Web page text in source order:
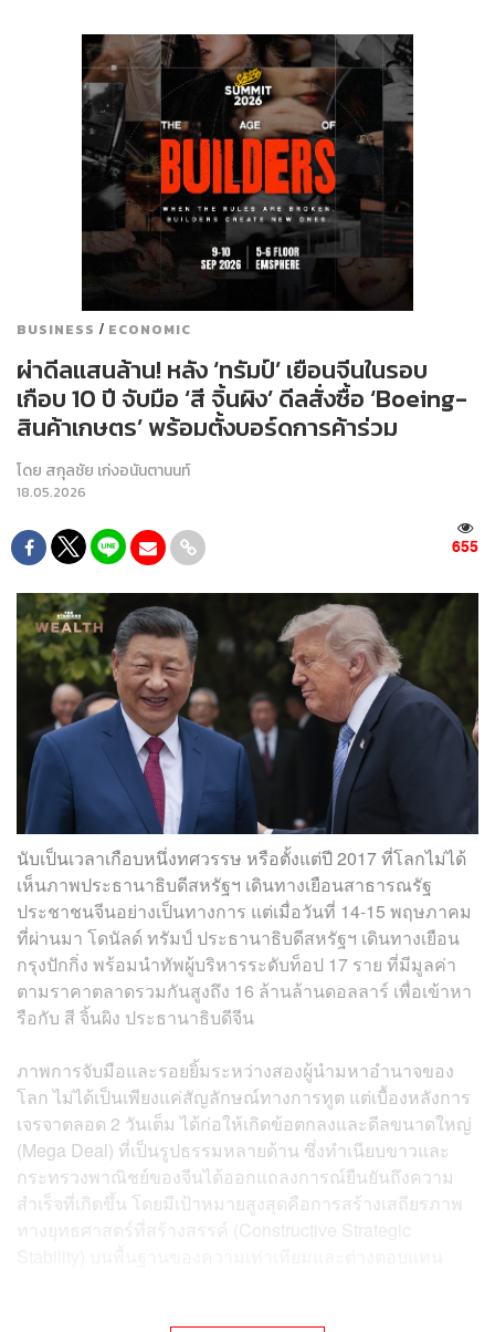
BUSINESS / ECONOMIC
ผ่าดีลแสนล้าน! หลัง ‘ทรัมป์’ เยือนจีนในรอบ
เกือบ 10 ปี จับมือ ‘สี จิ้นผิง’ ดีลสั่งซื้อ ‘Boeing-
สินค้าเกษตร’ พร้อมตั้งบอร์ดการค้าร่วม
โดย สกุลชัย เก่งอนันตานนท์
18.05.2026
655
นับเป็นเวลาเกือบหนึ่งทศวรรษ หรือตั้งแต่ปี 2017 ที่โลกไม่ได้
เห็นภาพประธานาธิบดีสหรัฐฯ เดินทางเยือนสาธารณรัฐ
ประชาชนจีนอย่างเป็นทางการ แต่เมื่อวันที่ 14-15 พฤษภาคม
ที่ผ่านมา โดนัลด์ ทรัมป์ ประธานาธิบดีสหรัฐฯ เดินทางเยือน
กรุงปักกิ่ง พร้อมนำทัพผู้บริหารระดับท็อป 17 ราย ที่มีมูลค่า
ตามราคาตลาดรวมกันสูงถึง 16 ล้านล้านดอลลาร์ เพื่อเข้าหา
รือกับ สี จิ้นผิง ประธานาธิบดีจีน
ภาพการจับมือและรอยยิ้มระหว่างสองผู้นำมหาอำนาจของ
โลก ไม่ได้เป็นเพียงแค่สัญลักษณ์ทางการทูต แต่เบื้องหลังการ
เจรจาตลอด 2 วันเต็ม ได้ก่อให้เกิดข้อตกลงและดีลขนาดใหญ่
(Mega Deal) ที่เป็นรูปธรรมหลายด้าน ซึ่งทำเนียบขาวและ
กระทรวงพาณิชย์ของจีนได้ออกแถลงการณ์ยืนยันถึงความ
สำเร็จที่เกิดขึ้น โดยมีเป้าหมายสูงสุดคือการสร้างเสถียรภาพ
ทางยุทธศาสตร์ที่สร้างสรรค์ (Constructive Strategic